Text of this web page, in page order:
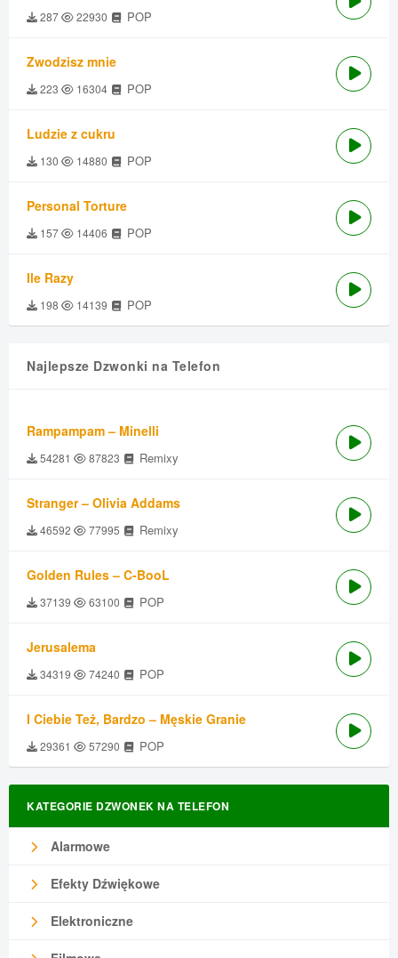
287 22930 POP
Zwodzisz mnie
223 16304 POP
Ludzie z cukru
130 14880 POP
Personal Torture
157 14406 POP
Ile Razy
198 14139 POP
Najlepsze Dzwonki na Telefon
Rampampam – Minelli
54281 87823 Remixy
Stranger – Olivia Addams
46592 77995 Remixy
Golden Rules – C-BooL
37139 63100 POP
Jerusalema
34319 74240 POP
I Ciebie Też, Bardzo – Męskie Granie
29361 57290 POP
KATEGORIE DZWONEK NA TELEFON
Alarmowe
Efekty Dźwiękowe
Elektroniczne